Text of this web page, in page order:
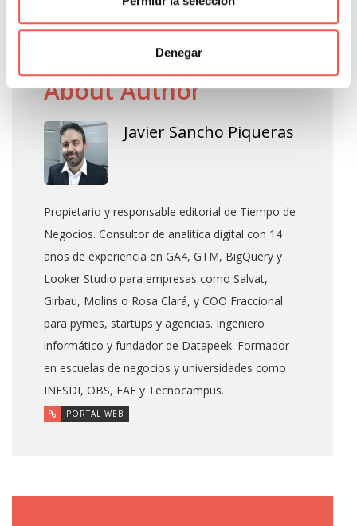
Denegar
About Author
Javier Sancho Piqueras
Propietario y responsable editorial de Tiempo de
Negocios. Consultor de analítica digital con 14
años de experiencia en GA4, GTM, BigQuery y
Looker Studio para empresas como Salvat,
Girbau, Molins o Rosa Clará, y COO Fraccional
para pymes, startups y agencias. Ingeniero
informático y fundador de Datapeek. Formador
en escuelas de negocios y universidades como
INESDI, OBS, EAE y Tecnocampus.
PORTAL WEB